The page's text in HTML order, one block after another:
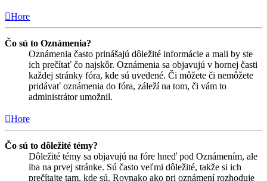
Hore
Čo sú to Oznámenia?
Oznámenia často prinášajú dôležité informácie a mali by ste
ich prečítať čo najskôr. Oznámenia sa objavujú v hornej časti
každej stránky fóra, kde sú uvedené. Či môžete či nemôžete
pridávať oznámenia do fóra, záleží na tom, či vám to
administrátor umožnil.
Hore
Čo sú to dôležité témy?
Dôležité témy sa objavujú na fóre hneď pod Oznámením, ale
iba na prvej stránke. Sú často veľmi dôležité, takže si ich
prečítajte tam, kde sú. Rovnako ako pri oznámení rozhoduje